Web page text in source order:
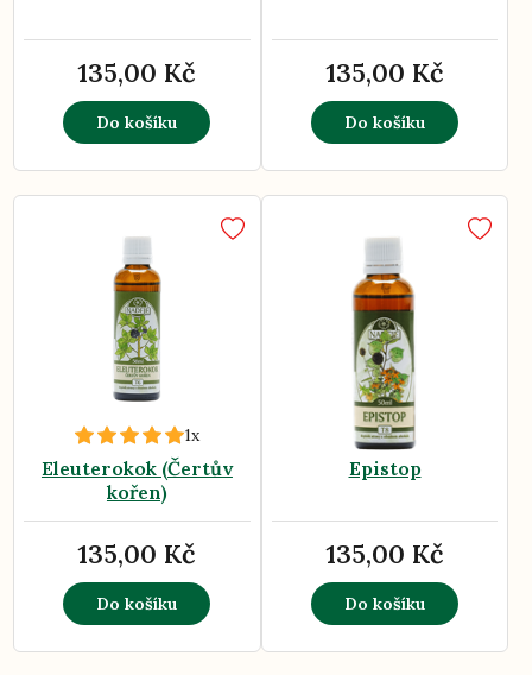
135,00 Kč
Do košíku
135,00 Kč
Do košíku
1x
Eleuterokok (Čertův
kořen)
135,00 Kč
Do košíku
Epistop
135,00 Kč
Do košíku